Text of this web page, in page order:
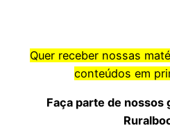
Quer receber nossas
conteúdos em
Faça parte de nossos